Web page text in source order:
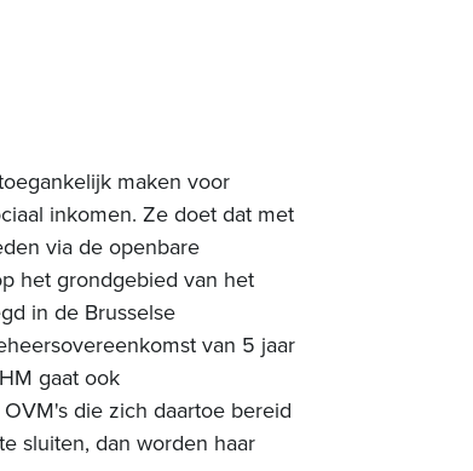
maken voor
inkomen. Ze doet dat met
via de openbare
het grondgebied van het
in de Brusselse
van 5 jaar
gaat ook
die zich daartoe bereid
sluiten, dan worden haar